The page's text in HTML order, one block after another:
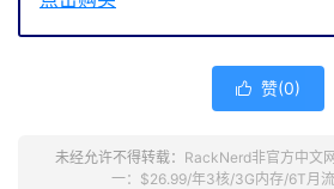
 赞(0)
未经允许不得转载： RackNerd非官方中文
一：$26.99/年3核/3G内存/6T月